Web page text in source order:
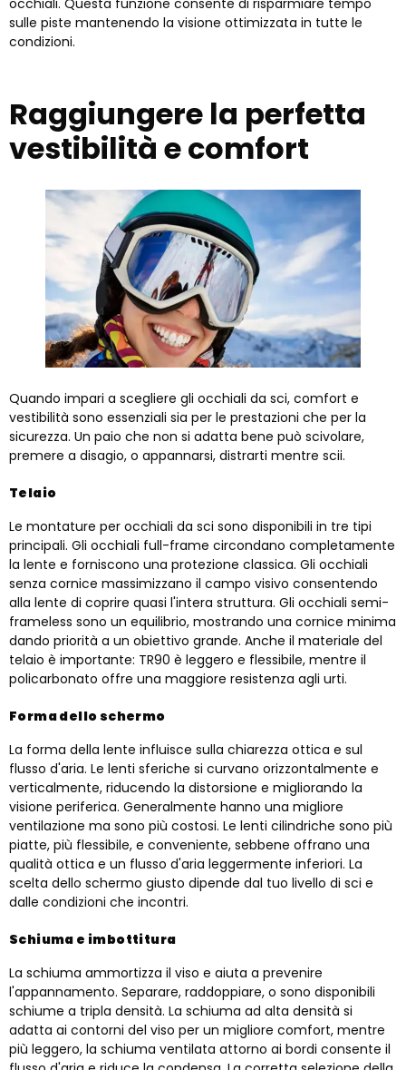
sulle piste mantenendo la visione ottimizzata in tutte le
condizioni.
Raggiungere la perfetta
vestibilità e comfort
Quando impari a scegliere gli occhiali da sci, comfort e
vestibilità sono essenziali sia per le prestazioni che per la
sicurezza. Un paio che non si adatta bene può scivolare,
premere a disagio, o appannarsi, distrarti mentre scii.
Telaio
Le montature per occhiali da sci sono disponibili in tre tipi
principali. Gli occhiali full-frame circondano completamente
la lente e forniscono una protezione classica. Gli occhiali
senza cornice massimizzano il campo visivo consentendo
alla lente di coprire quasi l'intera struttura. Gli occhiali semi-
frameless sono un equilibrio, mostrando una cornice minima
dando priorità a un obiettivo grande. Anche il materiale del
telaio è importante: TR90 è leggero e flessibile, mentre il
policarbonato offre una maggiore resistenza agli urti.
Forma dello schermo
La forma della lente influisce sulla chiarezza ottica e sul
flusso d'aria. Le lenti sferiche si curvano orizzontalmente e
verticalmente, riducendo la distorsione e migliorando la
visione periferica. Generalmente hanno una migliore
ventilazione ma sono più costosi. Le lenti cilindriche sono più
piatte, più flessibile, e conveniente, sebbene offrano una
qualità ottica e un flusso d'aria leggermente inferiori. La
scelta dello schermo giusto dipende dal tuo livello di sci e
dalle condizioni che incontri.
Schiuma e imbottitura
La schiuma ammortizza il viso e aiuta a prevenire
l'appannamento. Separare, raddoppiare, o sono disponibili
schiume a tripla densità. La schiuma ad alta densità si
adatta ai contorni del viso per un migliore comfort, mentre
più leggero, la schiuma ventilata attorno ai bordi consente il